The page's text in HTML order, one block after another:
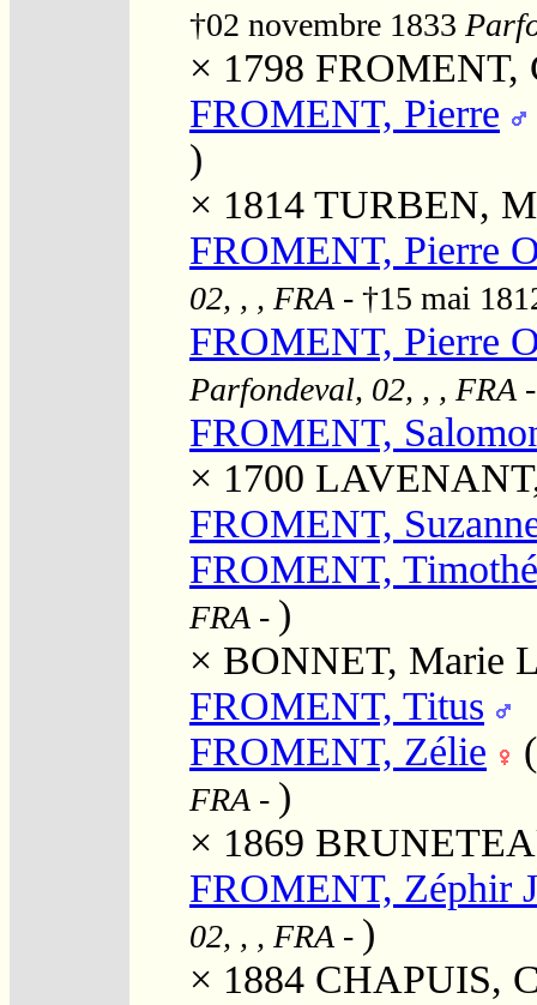
†02 novembre 1833
× 1798 FROMENT,
FROMENT, Pierre
)
× 1814 TURBEN,
FROMENT, Pierre
02, , , FRA - †15 mai
FROMENT, Pierre
Parfondeval, 02, , , FRA
FROMENT,
× 1700
FROMENT,
FROMENT,
FRA - )
× BONNET, Marie
FROMENT, Titus
FROMENT, Zélie
FRA - )
× 1869
FROMENT, Zéphir
02, , , FRA - )
× 1884 CHAPUIS,